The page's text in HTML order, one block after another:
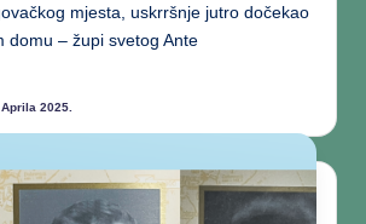
mjesta, uskrršnje jutro dočekao
domu – župi svetog Ante
2025.